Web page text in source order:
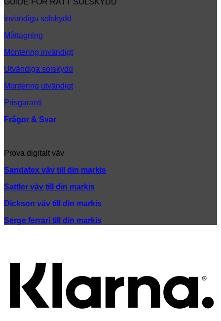
GUIDE FÖR RÄTT SOLSKYDD
Invändiga solskydd
Måttagning
Montering invändigt
Utvändiga solskydd
Montering utvändigt
Prisgaranti
Frågor & Svar
Prova digitalt väv
Sandatex väv till din markis
Sattler väv till din markis
Dickson väv till din markis
Serge ferrari till din markis